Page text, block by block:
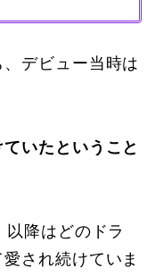
デビュー当時は
いたということ
降はどのドラ
され続けていま